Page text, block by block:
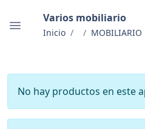
Varios mobiliario
Inicio MOBILIARIO
No hay productos en este